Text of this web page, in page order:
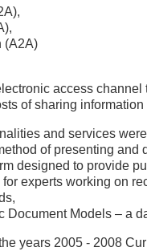
(A2A)
access
of sharing
and services
of presenting and
designed to provide
for experts working on
Document Models – a
years 2005 - 2008